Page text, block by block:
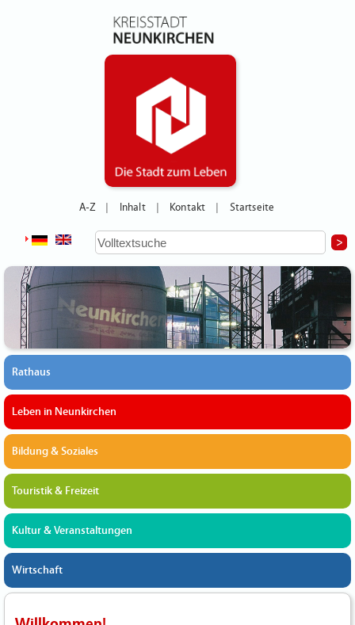
A-Z Inhalt Kontakt Startseite
Rathaus
Leben in Neunkirchen
Bildung & Soziales
Touristik & Freizeit
Kultur & Veranstaltungen
Wirtschaft